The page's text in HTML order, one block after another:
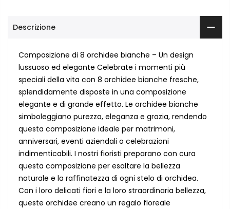
Descrizione
Composizione di 8 orchidee bianche – Un design
lussuoso ed elegante Celebrate i momenti più
speciali della vita con 8 orchidee bianche fresche,
splendidamente disposte in una composizione
elegante e di grande effetto. Le orchidee bianche
simboleggiano purezza, eleganza e grazia, rendendo
questa composizione ideale per matrimoni,
anniversari, eventi aziendali o celebrazioni
indimenticabili. I nostri fioristi preparano con cura
questa composizione per esaltare la bellezza
naturale e la raffinatezza di ogni stelo di orchidea.
Con i loro delicati fiori e la loro straordinaria bellezza,
queste orchidee creano un regalo floreale